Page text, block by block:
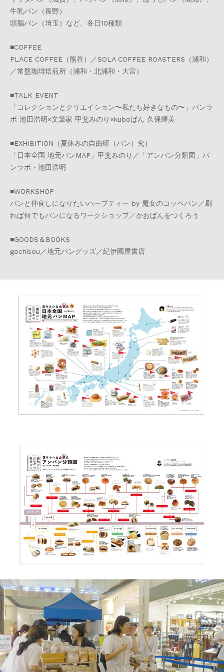
牛乳パン（長野）
頭脳パン（埼玉）など、各日10種類
■COFFEE
PLACE COFFEE（熊谷）／SOLA COFFEE ROASTERS（浦和）
／常盤珈琲焙煎所（浦和・北浦和・大宮）
■TALK EVENT
「コレクションとクリエイション〜私たち好きなもの〜」パンラ
ボ 池田浩明×文筆家 甲斐みのり×kuboぱん 久保輝美
■EXHIBITION（夏休みの自由研（パン）究）
「日本全国 地元パンMAP」甲斐みのり／「アンパン分類図」パ
ンラボ・池田浩明
■WORKSHOP
パンと仲良しになりたいハーブティー by 魔女のコッペパン／刷
れば何でもパンになるワークショップ／かおぱんをつくろう
■GOODS＆BOOKS
gochisou／地元パングッズ／紀伊國屋書店